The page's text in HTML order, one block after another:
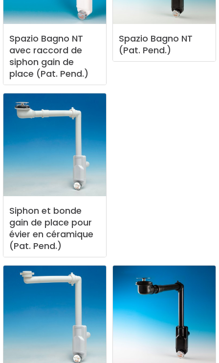
Spazio Bagno NT
avec raccord de
siphon gain de
place (Pat. Pend.)
Spazio Bagno NT
(Pat. Pend.)
Siphon et bonde
gain de place pour
évier en céramique
(Pat. Pend.)